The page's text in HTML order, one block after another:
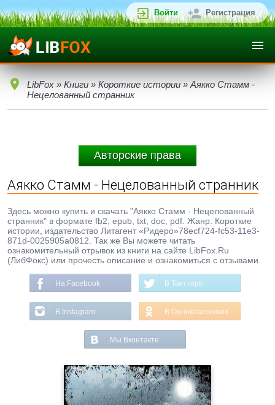
Войти Регистрация
LibFox » Книги » Короткие истории » Аякко Стамм -
Нецелованный странник
Авторские права
Аякко Стамм - Нецелованный странник
Здесь можно купить и скачать "Аякко Стамм - Нецелованный
странник" в формате fb2, epub, txt, doc, pdf. Жанр: Короткие
истории, издательство Литагент «Ридеро»78ecf724-fc53-11e3-
871d-0025905a0812. Так же Вы можете читать
ознакомительный отрывок из книги на сайте LibFox.Ru
(ЛибФокс) или прочесть описание и ознакомиться с отзывами.
На Facebook В Твиттере
В Instagram В Одноклассниках
Мы Вконтакте